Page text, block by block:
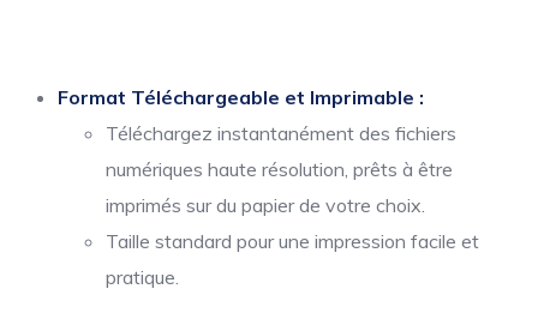
Format Téléchargeable et Imprimable :
Téléchargez instantanément des fichiers
numériques haute résolution, prêts à être
imprimés sur du papier de votre choix.
Taille standard pour une impression facile et
pratique.